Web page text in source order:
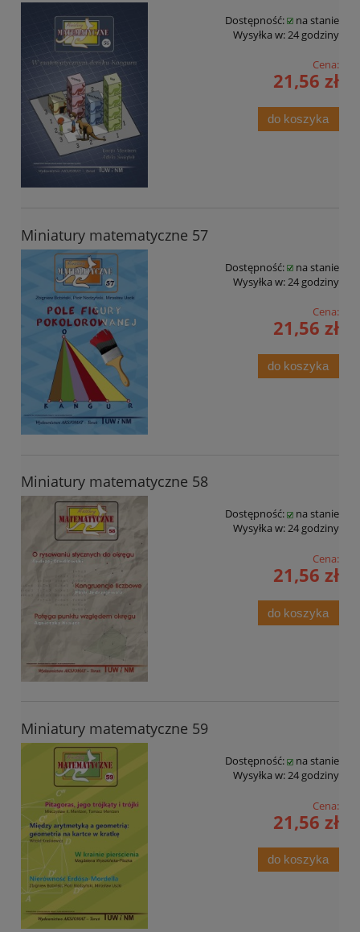
Dostępność:
na stanie
Wysyłka w:24 godziny
Cena:
21,56 zł
do koszyka
Miniatury matematyczne 57
Dostępność:
na stanie
Wysyłka w: 24 godziny
Cena:
21,56 zł
do koszyka
Miniatury matematyczne 58
Dostępność:
na stanie
Wysyłka w:24 godziny
Cena:
21,56 zł
do koszyka
Miniatury matematyczne 59
Dostępność:
na stanie
Wysyłka w:24 godziny
Cena:
21,56 zł
do koszyka